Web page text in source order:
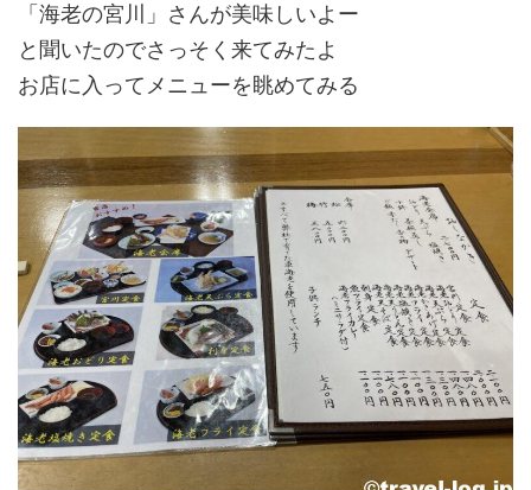
「海老の宮川」さんが美味しいよー
と聞いたのでさっそく来てみたよ
お店に入ってメニューを眺めてみる